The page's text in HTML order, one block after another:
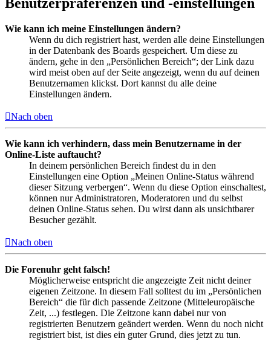
Benutzerpräferenzen und -einstellungen
Wie kann ich meine Einstellungen ändern?
Wenn du dich registriert hast, werden alle deine Einstellungen
in der Datenbank des Boards gespeichert. Um diese zu
ändern, gehe in den „Persönlichen Bereich“; der Link dazu
wird meist oben auf der Seite angezeigt, wenn du auf deinen
Benutzernamen klickst. Dort kannst du alle deine
Einstellungen ändern.
Nach oben
Wie kann ich verhindern, dass mein Benutzername in der
Online-Liste auftaucht?
In deinem persönlichen Bereich findest du in den
Einstellungen eine Option „Meinen Online-Status während
dieser Sitzung verbergen“. Wenn du diese Option einschaltest,
können nur Administratoren, Moderatoren und du selbst
deinen Online-Status sehen. Du wirst dann als unsichtbarer
Besucher gezählt.
Nach oben
Die Forenuhr geht falsch!
Möglicherweise entspricht die angezeigte Zeit nicht deiner
eigenen Zeitzone. In diesem Fall solltest du im „Persönlichen
Bereich“ die für dich passende Zeitzone (Mitteleuropäische
Zeit, ...) festlegen. Die Zeitzone kann dabei nur von
registrierten Benutzern geändert werden. Wenn du noch nicht
registriert bist, ist dies ein guter Grund, dies jetzt zu tun.